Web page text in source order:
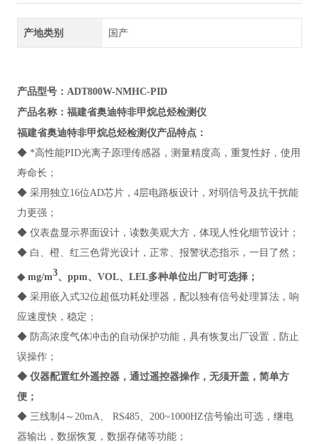
产地类别 国产
产品型号：ADT800W-NMHC-PID
产品名称： 福建省奥迪特非甲烷总烃检测仪
福建省奥迪特非甲烷总烃检测仪产品特点：
◆ *高性能PID光离子原理传感器，测量精度高，重复性好，使用
寿命长；
◆ 采用独立16位AD芯片，4层电路板设计，对弱信号及抗干扰能
力更强；
◆ 仪表盘显示界面设计，读数美观大方，体现人性化细节设计；
◆ 白、橙、红三色背光设计，正常、报警状态指示，一目了然；
◆ mg/m3、ppm、VOL、LEL多种单位出厂时可选择；
◆ 采用嵌入式32位超低功耗处理器，配以独有信号处理算法，响
应速度快，稳定；
◆ 防高浓度气体冲击的自动保护功能，具有恢复出厂设置，防止
误操作；
◆ 仪器配置红外遥控器，通过遥控器操作，无须开盖，简单方
便；
◆ 三线制4～20mA、 RS485、200~1000HZ信号输出可选，继电
器输出，数据恢复，数据存储等功能；